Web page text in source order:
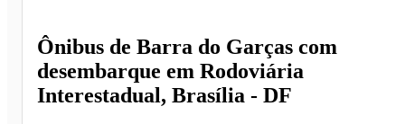
Ônibus de Barra do Garças com
desembarque em Rodoviária
Interestadual, Brasília - DF